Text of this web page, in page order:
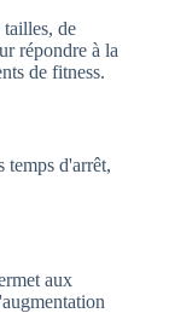
de
répondre à la
de fitness.
temps d'arrêt,
aux